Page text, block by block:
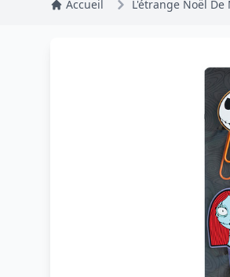
Accueil L'étrange Noël De